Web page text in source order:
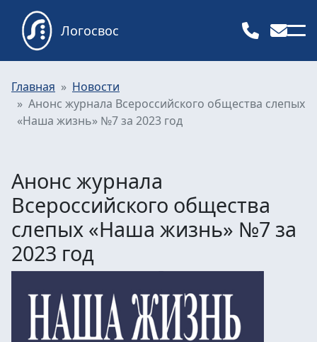
Логосвос
Главная
Новости
Анонс журнала Всероссийского общества слепых
«Наша жизнь» №7 за 2023 год
Анонс журнала
Всероссийского общества
слепых «Наша жизнь» №7 за
2023 год